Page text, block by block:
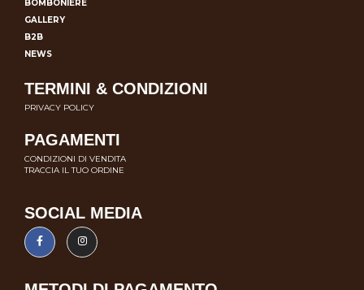
BOMBONIERE
GALLERY
B2B
NEWS
TERMINI & CONDIZIONI
PRIVACY POLICY
PAGAMENTI
CONDIZIONI DI VENDITA
TRACCIA IL TUO ORDINE
SOCIAL MEDIA